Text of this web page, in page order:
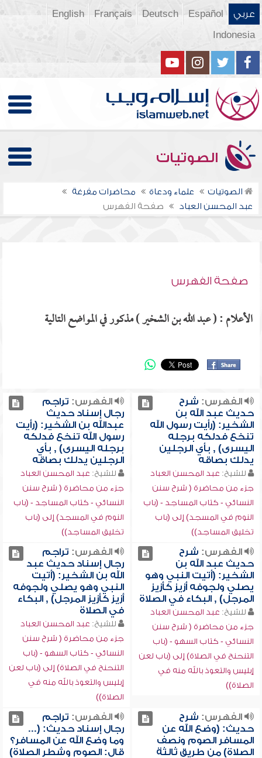
عربي Español
Deutsch
Français
English
Indonesia
الصوتيات
الصوتيات علماء ودعاة
محاضرات مفرغة
عبد المحسن العباد
صفحة الفهرس
صفحة الفهرس
الأعلام : ( عبد الله بن الشخير ) مذكور في المواضع التالية
الفهرس: شرح
حديث عبد الله بن
الشخير: (رأيت رسول الله
تنخع فدلكه برجله
اليسرى) , بأي الرجلين
يدلك بصاقه
للشيخ: عبد المحسن العباد
جزء من محاضرة ( شرح سنن
النسائي - كتاب المساجد - (باب
النوم في المسجد) إلى (باب
تخليق المساجد))
الفهرس: تراجم
رجال إسناد حديث
عبدالله بن الشخير: (رأيت
رسول الله تنخع فدلكه
برجله اليسرى) , بأي
الرجلين يدلك بصاقه
للشيخ: عبد المحسن العباد
جزء من محاضرة ( شرح سنن
النسائي - كتاب المساجد - (باب
النوم في المسجد) إلى (باب
تخليق المساجد))
الفهرس: شرح
حديث عبد الله بن
الشخير: (أتيت النبي وهو
يصلي ولجوفه أزيز كأزيز
المرجل) , البكاء في الصلاة
للشيخ: عبد المحسن العباد
جزء من محاضرة ( شرح سنن
النسائي - كتاب السهو - (باب
التنحنح في الصلاة) إلى (باب لعن
إبليس والتعوذ بالله منه في
الصلاة))
الفهرس: تراجم
رجال إسناد حديث عبد
الله بن الشخير: (أتيت
النبي وهو يصلي ولجوفه
أزيز كأزيز المرجل) , البكاء
في الصلاة
للشيخ: عبد المحسن العباد
جزء من محاضرة ( شرح سنن
النسائي - كتاب السهو - (باب
التنحنح في الصلاة) إلى (باب لعن
إبليس والتعوذ بالله منه في
الصلاة))
الفهرس: شرح
حديث: (وضع الله عن
المسافر الصوم ونصف
الصلاة) من طريق ثالثة
الفهرس: تراجم
رجال إسناد حديث: (...
وما وضع الله عن المسافر؟
قال: الصوم وشطر الصلاة)